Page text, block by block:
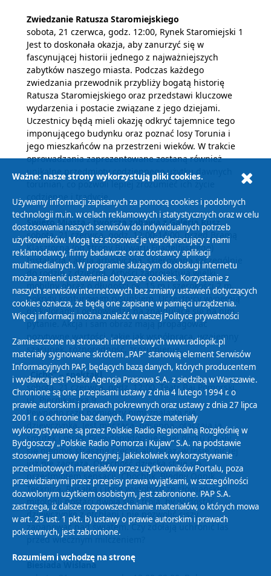
Zwiedzanie Ratusza Staromiejskiego
sobota, 21 czerwca, godz. 12:00, Rynek Staromiejski 1
Jest to doskonała okazja, aby zanurzyć się w
fascynującej historii jednego z najważniejszych
zabytków naszego miasta. Podczas każdego
zwiedzania przewodnik przybliży bogatą historię
Ratusza Staromiejskiego oraz przedstawi kluczowe
wydarzenia i postacie związane z jego dziejami.
Uczestnicy będą mieli okazję odkryć tajemnice tego
imponującego budynku oraz poznać losy Torunia i
jego mieszkańców na przestrzeni wieków. W trakcie
oprowadzania zaprezentowane zostaną również
unikalne przedmioty codziennego użytku dawnych
torunian, co pozwoli lepiej zrozumieć ich życie
codzienne i tradycje.
Święto Miasta - twórcza zabawa z Galerią Rusz
sobota, 21 czerwca, godz. 12:00-14:00, przed Bramą
Klasztorną (od strony Bulwaru Filadelfijskiego)
Instalacja i akcja artystyczna, skierowana szczególnie
do rodzin z dziećmi. Artyści zaprojektują wielki
mobilny obraz o długości ok. 15 m i szerokości 2 m,
pokryty konturowym rysunkiem. Uczestnicy wypełnią
go kolorami i odpowiedzą na znajdujące się na nim
pytanie. Akcja i sam obraz mają propagować
pozytywne wartości, takie jak współpraca, wzajemny
szacunek, różnorodność, zrozumienie.
„Cicho” – spektakl
sobota, 21 czerwca, godz. 12:00, Teatr Baj Pomorski,
ul. Piernikarska 9
Pewnego razu pomiędzy nimi znalazła się
dziewczynka. Jest milcząca, posępna, otaczają ją
smutek i mrok. Prawdopodobnie w jej domu działy
się niegdyś straszne rzeczy, ale teraz, w lesie, nic jej
już nie zagraża. Obecność dziecka staje się
przedmiotem sensacji. Chochlik, Błędny Ognik,
Tęsknica, Rusałka i inne wydobyte ze słowiańskiej
mitologii postaci dwoją się i troją, by wydostać
dziewczynkę z otchłani i nie pozwolić ciszy
zapanować nad światem. Czy zdołają uchronić las
przed wiecznym milczeniem?
Biesiada Wiślana
Ważne: nasze strony wykorzystują pliki cookies.
Używamy informacji zapisanych za pomocą cookies i podobnych
technologii m.in. w celach reklamowych i statystycznych oraz w celu
dostosowania naszych serwisów do indywidualnych potrzeb
użytkowników. Mogą też stosować je współpracujący z nami
reklamodawcy, firmy badawcze oraz dostawcy aplikacji
multimedialnych. W programie służącym do obsługi internetu
można zmienić ustawienia dotyczące cookies. Korzystanie z
naszych serwisów internetowych bez zmiany ustawień dotyczących
cookies oznacza, że będą one zapisane w pamięci urządzenia.
Więcej informacji można znaleźć w naszej Polityce prywatności
Zamieszczone na stronach internetowych www.radiopik.pl
materiały sygnowane skrótem „PAP” stanowią element Serwisów
Informacyjnych PAP, będących bazą danych, których producentem
i wydawcą jest Polska Agencja Prasowa S.A. z siedzibą w Warszawie.
Chronione są one przepisami ustawy z dnia 4 lutego 1994 r. o
prawie autorskim i prawach pokrewnych oraz ustawy z dnia 27 lipca
2001 r. o ochronie baz danych. Powyższe materiały
wykorzystywane są przez Polskie Radio Regionalną Rozgłośnię w
Bydgoszczy „Polskie Radio Pomorza i Kujaw” S.A. na podstawie
stosownej umowy licencyjnej. Jakiekolwiek wykorzystywanie
przedmiotowych materiałów przez użytkowników Portalu, poza
przewidzianymi przez przepisy prawa wyjątkami, w szczególności
dozwolonym użytkiem osobistym, jest zabronione. PAP S.A.
zastrzega, iż dalsze rozpowszechnianie materiałów, o których mowa
w art. 25 ust. 1 pkt. b) ustawy o prawie autorskim i prawach
pokrewnych, jest zabronione.
Rozumiem i wchodzę na stronę